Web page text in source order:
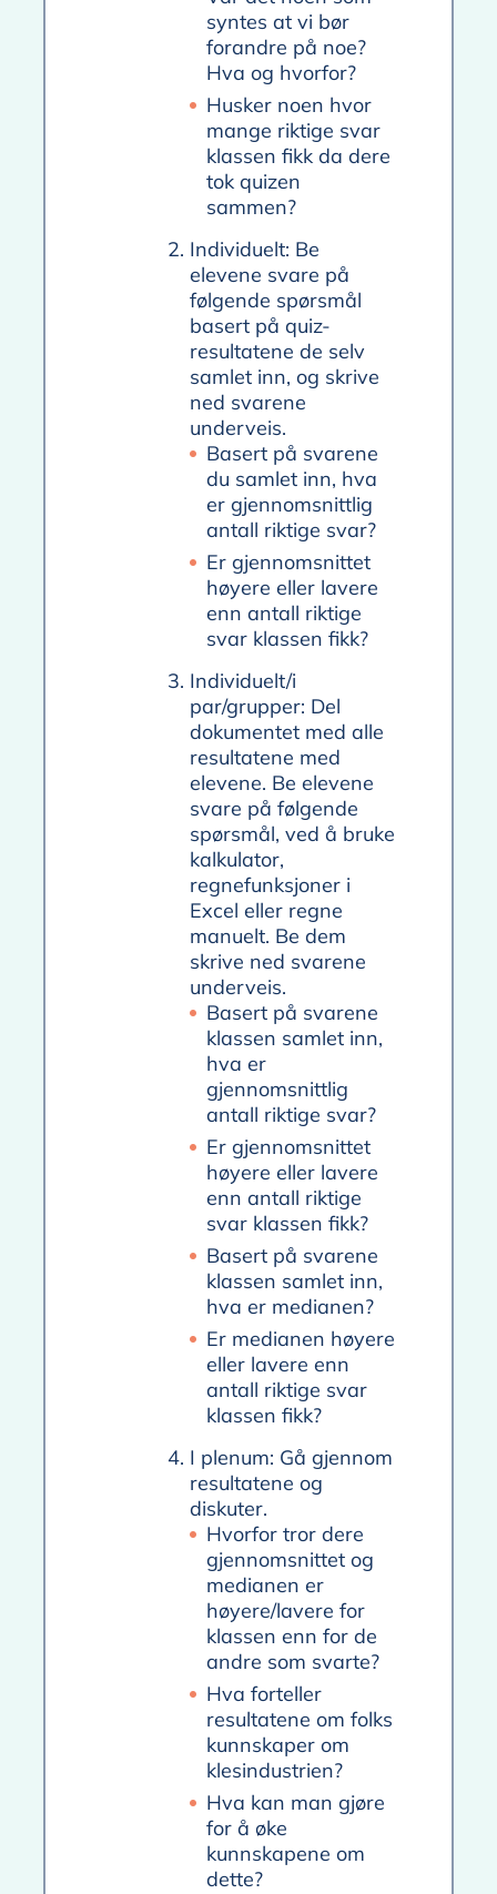
syntes at vi bør
forandre på noe?
Hva og hvorfor?
Husker noen hvor
mange riktige svar
klassen fikk da dere
tok quizen
sammen?
Individuelt: Be
elevene svare på
følgende spørsmål
basert på quiz-
resultatene de selv
samlet inn, og skrive
ned svarene
underveis.
Basert på svarene
du samlet inn, hva
er gjennomsnittlig
antall riktige svar?
Er gjennomsnittet
høyere eller lavere
enn antall riktige
svar klassen fikk?
Individuelt/i
par/grupper: Del
dokumentet med alle
resultatene med
elevene. Be elevene
svare på følgende
spørsmål, ved å bruke
kalkulator,
regnefunksjoner i
Excel eller regne
manuelt. Be dem
skrive ned svarene
underveis.
Basert på svarene
klassen samlet inn,
hva er
gjennomsnittlig
antall riktige svar?
Er gjennomsnittet
høyere eller lavere
enn antall riktige
svar klassen fikk?
Basert på svarene
klassen samlet inn,
hva er medianen?
Er medianen høyere
eller lavere enn
antall riktige svar
klassen fikk?
I plenum: Gå gjennom
resultatene og
diskuter.
Hvorfor tror dere
gjennomsnittet og
medianen er
høyere/lavere for
klassen enn for de
andre som svarte?
Hva forteller
resultatene om folks
kunnskaper om
klesindustrien?
Hva kan man gjøre
for å øke
kunnskapene om
dette?